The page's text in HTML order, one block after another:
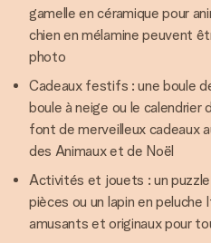
gamelle en céramique pour
chien en mélamine peuvent
photo
Cadeaux festifs : une boule
boule à neige ou le calendrier
font de merveilleux cadeaux
des Animaux et de Noël
Activités et jouets : un
pièces ou un lapin en
amusants et originaux pour